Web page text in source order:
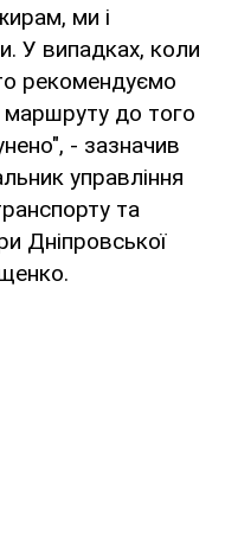
ми і
У випадках, коли
рекомендуємо
маршруту до того
- зазначив
управління
та
Дніпровської